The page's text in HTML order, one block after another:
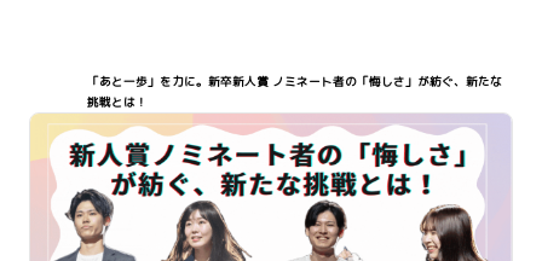
「あと一歩」を力に。新卒新人賞 ノミネート者の「悔しさ」が紡ぐ、新たな
挑戦とは！